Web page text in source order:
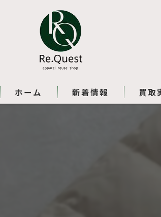
ホーム 新着情報 買取